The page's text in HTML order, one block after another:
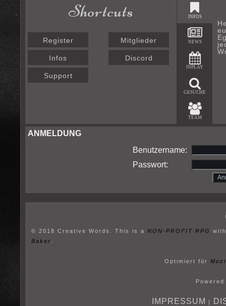
Shortcuts
Register Mitglieder
Infos Discord
Support
INFOS
NEWS
INPLAY
GESUCHE
TEAM
ANMELDUNG
Benutzername:
Passwort:
© 2018 Creative Words. This is a NON-PROFIT RPG
Baker
Optimiert für
IMPRESSUM |